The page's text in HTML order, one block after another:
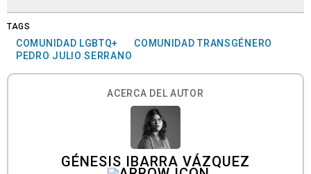
TAGS
COMUNIDAD LGBTQ+
COMUNIDAD TRANSGÉNERO
PEDRO JULIO SERRANO
ACERCA DEL AUTOR
GÉNESIS IBARRA VÁZQUEZ